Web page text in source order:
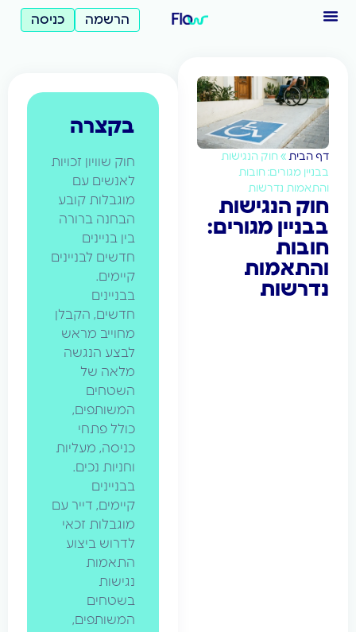
הרשמה כניסה
»חוק הנגישות
מגורים: חובות
נדרשות
הנגישות
מגורים:
בקצרה
חוק שוויון זכויות
לאנשים עם
מוגבלות קובע
הבחנה ברורה
בין בניינים
חדשים לבניינים
חדשים, הקבלן
מחוייב מראש
לבצע הנגשה
מלאה של
המשותפים,
כולל פתחי
כניסה, מעליות
וחניות נכים.
קיימים, דייר עם
מוגבלות זכאי
לדרוש ביצוע
המשותפים,